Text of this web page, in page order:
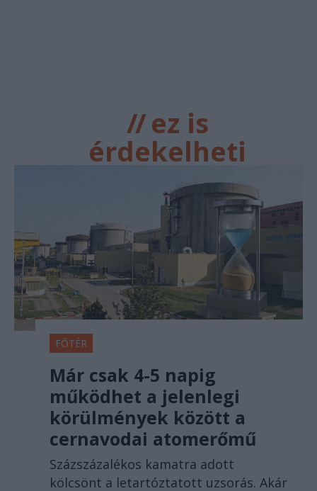
//ez is
érdekelheti
FŐTÉR
Már csak 4-5 napig
működhet a jelenlegi
körülmények között a
cernavodai atomerőmű
Százszázalékos kamatra adott
kölcsönt a letartóztatott uzsorás. Akár